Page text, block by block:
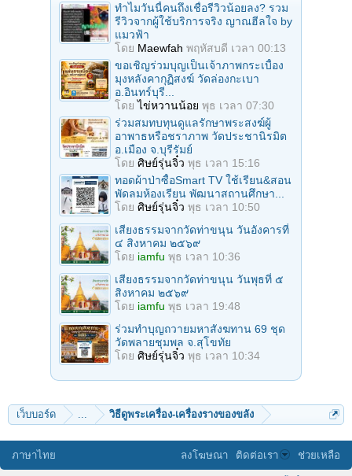
ทำไมวันนี้คนถึงเชื่อรีวิวน้อยลง? รวม
รีวิวจากผู้ใช้บริการจริง ญาณฮีลใจ by
แมวฟ้า
โดย Maewfah พฤหัสบดี เวลา 00:13
ขอเชิญร่วมบุญเป็นเจ้าภาพกระเบื้อง
มุงหลังคากุฏิสงฆ์ วัดล่องกะเบา
อ.อินทร์บุรี...
โดยไข่หวานน้อย พุธ เวลา 07:30
ร่วมสมทบทุนดูแลรักษาพระสงฆ์ผู้
อาพาธหรือชราภาพ วัดประชานิรมิต
อ.เมือง จ.บุรีรัมย์
โดย ศิษย์รุ่นจิ๋ว พุธ เวลา 15:16
ทอดผ้าป่าซื้อSmart TV ใช้เรียน&สอน
พัดลมห้องเรียน พัฒนาสถานศึกษา...
โดย ศิษย์รุ่นจิ๋ว พุธ เวลา 10:50
เสียงธรรมจากวัดท่าขนุน วันอังคารที่
๔ สิงหาคม ๒๕๖๙
โดย iamfu พุธ เวลา 10:36
เสียงธรรมจากวัดท่าขนุน วันพุธที่ ๕
สิงหาคม ๒๕๖๙
โดย iamfu พุธ เวลา 19:48
ร่วมทําบุญถวายมหาสังฆทาน 69 ชุด
วัดพลายชุมพล จ.สุโขทัย
โดย ศิษย์รุ่นจิ๋ว พุธ เวลา 10:34
เว็บบอร์ด วิธีดูพระเครื่อง-เครื่องรางของขลัง
ภาษาไทย ลงโฆษณา ติดต่อเรา ช่วยเหลือ